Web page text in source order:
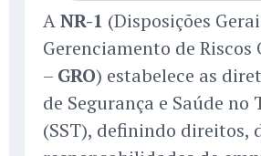
ANR-1 (Disposições
Gerenciamento de Riscos
– GRO) estabelece as
de Segurança e Saúde no
(SST), definindo direitos,